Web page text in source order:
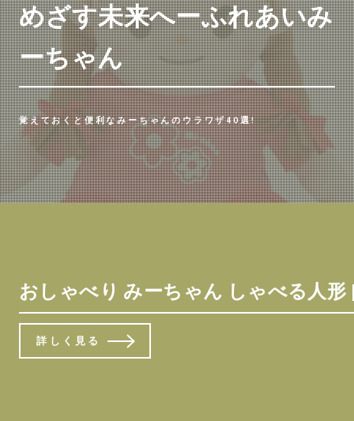
めざす未来へーふれあいみ
ーちゃん
覚えておくと便利なみーちゃんのウラワザ40選!
おしゃべり みーちゃん しゃべる人
詳しく見る